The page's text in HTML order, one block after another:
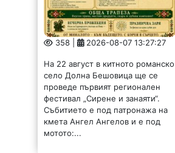
358 | 2026-08-07 13:27:27
На 22 август в китното романско
село Долна Бешовица ще се
проведе първият регионален
фестивал „Сирене и занаяти“.
Събитието е под патронажа на
кмета Ангел Ангелов и е под
мотото:...